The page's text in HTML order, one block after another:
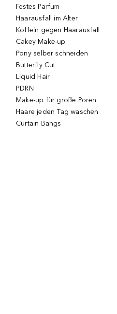
Festes Parfum
Haarausfall im Alter
Koffein gegen Haarausfall
Cakey Make-up
Pony selber schneiden
Butterfly Cut
Liquid Hair
PDRN
Make-up für große Poren
Haare jeden Tag waschen
Curtain Bangs